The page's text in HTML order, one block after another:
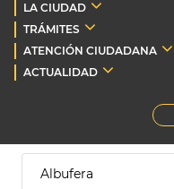
LA CIUDAD
TRÁMITES
ATENCIÓN CIUDADANA
ACTUALIDAD
Albufera